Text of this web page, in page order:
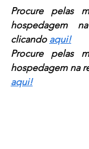
Procure pelas
hospedagem
clicando aqui!
Procure pelas
aqui!